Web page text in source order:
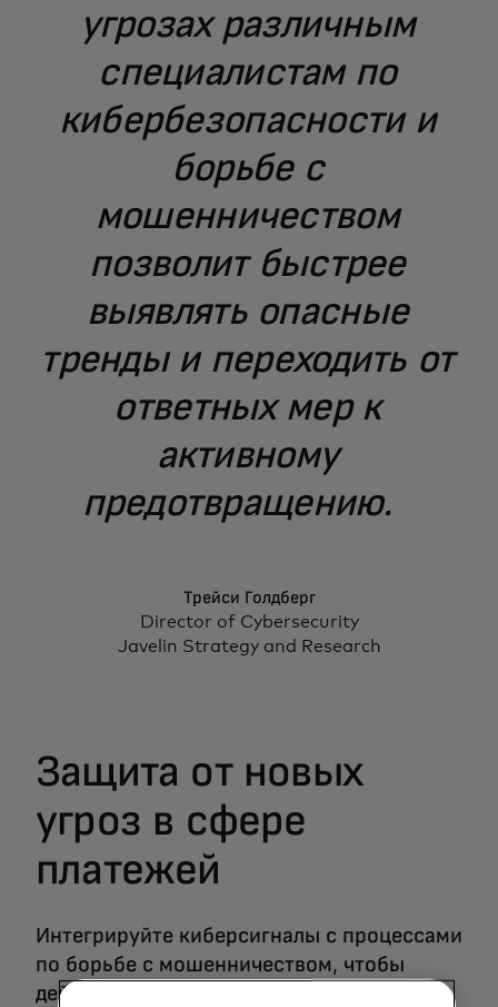
угрозах различным
специалистам по
кибербезопасности и
борьбе с
мошенничеством
позволит быстрее
выявлять опасные
тренды и переходить от
ответных мер к
активному
предотвращению.
Трейси Голдберг
Director of Cybersecurity
Javelin Strategy and Research
Защита от новых
угроз в сфере
платежей
Интегрируйте киберсигналы с процессами
по борьбе с мошенничеством, чтобы
действовать на опережение и